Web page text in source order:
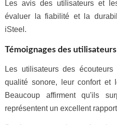
Les avis des utilisateurs et
évaluer la fiabilité et la
iSteel.
Témoignages des utilisateurs
Les utilisateurs des
qualité sonore, leur confort et
Beaucoup affirment qu'ils
représentent un excellent